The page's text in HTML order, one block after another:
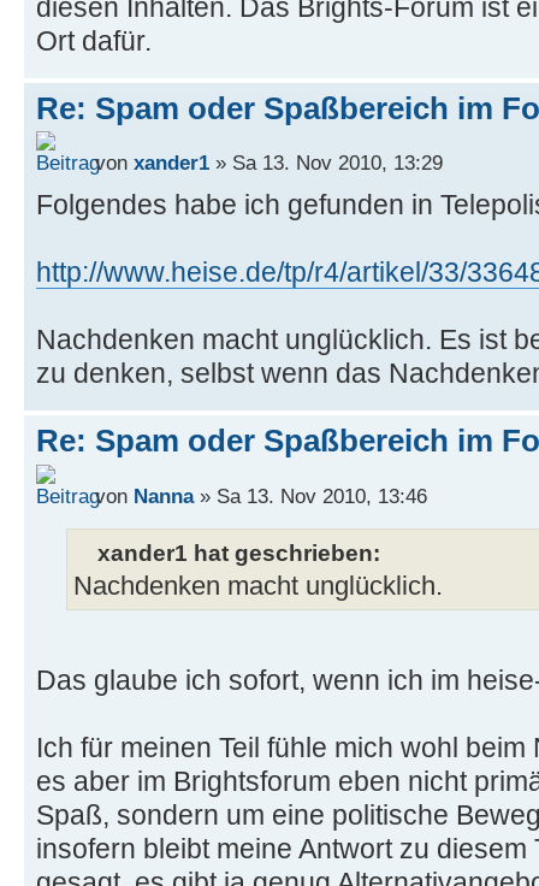
diesen Inhalten. Das Brights-Forum ist
Ort dafür.
Re: Spam oder Spaßbereich im
von xander1 » Sa 13. Nov 2010, 13:29
Folgendes habe ich gefunden in
http://www.heise.de/tp/r4/artikel/33/
Nachdenken macht unglücklich. Es ist
zu denken, selbst wenn das
Re: Spam oder Spaßbereich im
von Nanna» Sa 13. Nov 2010, 13:46
xander1 hat geschrieben:
Nachdenken macht unglücklich.
Das glaube ich sofort, wenn ich im
Ich für meinen Teil fühle mich wohl
es aber im Brightsforum eben nicht
Spaß, sondern um eine politische
insofern bleibt meine Antwort zu